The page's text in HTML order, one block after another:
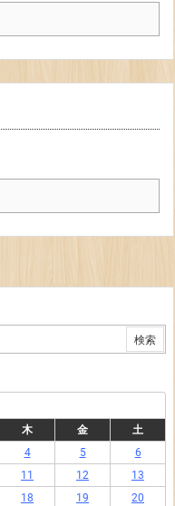
木 金
土
4 5
6
11 12
13
18 19
20